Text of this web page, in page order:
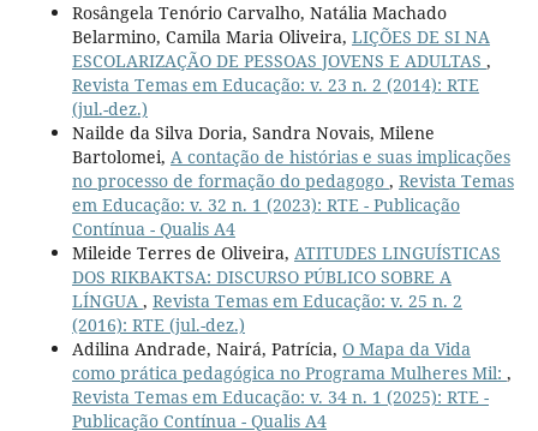
Rosângela Tenório Carvalho, Natália Machado
Belarmino, Camila Maria Oliveira, LIÇÕES DE SI NA
ESCOLARIZAÇÃO DE PESSOAS JOVENS E ADULTAS ,
Revista Temas em Educação: v. 23 n. 2 (2014): RTE
(jul.-dez.)
Nailde da Silva Doria, Sandra Novais, Milene
Bartolomei, A contação de histórias e suas implicações
no processo de formação do pedagogo , Revista Temas
em Educação: v. 32 n. 1 (2023): RTE - Publicação
Contínua - Qualis A4
Mileide Terres de Oliveira, ATITUDES LINGUÍSTICAS
DOS RIKBAKTSA: DISCURSO PÚBLICO SOBRE A
LÍNGUA , Revista Temas em Educação: v. 25 n. 2
(2016): RTE (jul.-dez.)
Adilina Andrade, Nairá, Patrícia, O Mapa da Vida
como prática pedagógica no Programa Mulheres Mil: ,
Revista Temas em Educação: v. 34 n. 1 (2025): RTE -
Publicação Contínua - Qualis A4